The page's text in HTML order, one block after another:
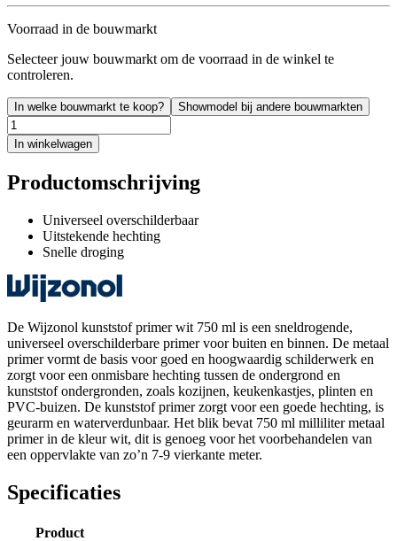
Voorraad in de bouwmarkt
Selecteer jouw bouwmarkt om de voorraad in de winkel te
controleren.
In welke bouwmarkt te koop? Showmodel bij andere bouwmarkten
In winkelwagen
Productomschrijving
Universeel overschilderbaar
Uitstekende hechting
Snelle droging
De Wijzonol kunststof primer wit 750 ml is een sneldrogende,
universeel overschilderbare primer voor buiten en binnen. De metaal
primer vormt de basis voor goed en hoogwaardig schilderwerk en
zorgt voor een onmisbare hechting tussen de ondergrond en
kunststof ondergronden, zoals kozijnen, keukenkastjes, plinten en
PVC-buizen. De kunststof primer zorgt voor een goede hechting, is
geurarm en waterverdunbaar. Het blik bevat 750 ml milliliter metaal
primer in de kleur wit, dit is genoeg voor het voorbehandelen van
een oppervlakte van zo’n 7-9 vierkante meter.
Specificaties
Product